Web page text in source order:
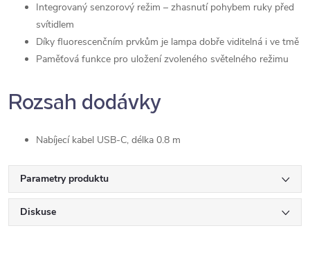
Integrovaný senzorový režim – zhasnutí pohybem ruky před
svítidlem
Díky fluorescenčním prvkům je lampa dobře viditelná i ve tmě
Paměťová funkce pro uložení zvoleného světelného režimu
Rozsah dodávky
Nabíjecí kabel USB-C, délka 0.8 m
Parametry produktu
Diskuse